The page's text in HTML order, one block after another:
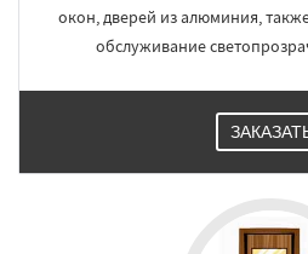
окон, дверей из алюминия,
обслуживание